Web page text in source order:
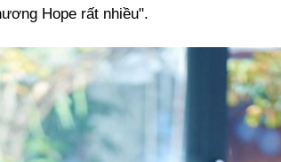
Hope rất nhiều".